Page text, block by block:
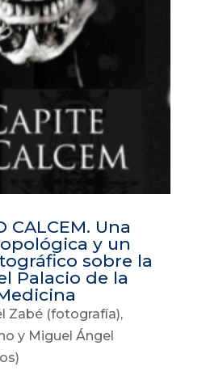
CALCEM. Una
y un
sobre la
Palacio de la
Zabé (fotografía),
y Miguel Ángel